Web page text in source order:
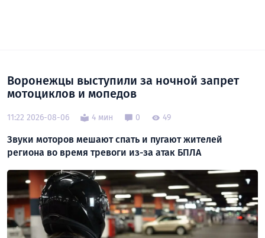
Воронежцы выступили за ночной запрет
мотоциклов и мопедов
11:22 2026-08-06 4 мин 0 49
Звуки моторов мешают спать и пугают жителей
региона во время тревоги из-за атак БПЛА